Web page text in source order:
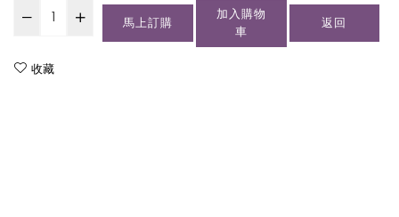
馬上訂購
加入購物
車
返回
收藏